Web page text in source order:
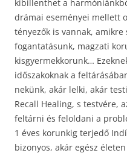
kibillenthet a
drámai eseményei mellett
tényezők is vannak,
fogantatásunk, magzati
kisgyermekkorunk…
időszakoknak a
nekünk, akár lelki, akár
Recall Healing, s testvére,
feltárni és feloldani a
1 éves korunkig terjedő
bizonyos, akár egész